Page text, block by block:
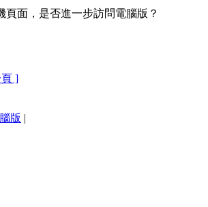
頁面，是否進一步訪問電腦版？
]
版 |